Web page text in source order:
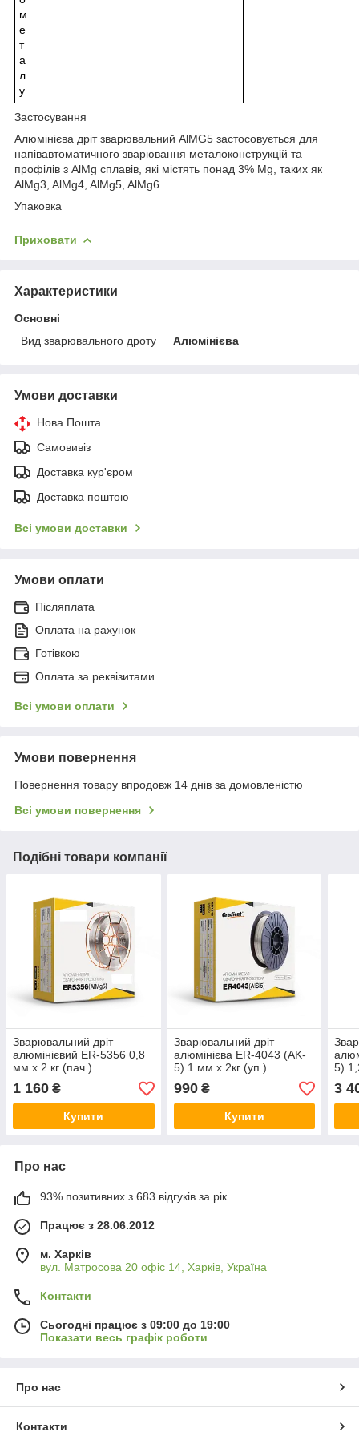
м
е
т
а
л
у
Застосування
Алюмінієва дріт зварювальний AlMG5 застосовується для
напівавтоматичного зварювання металоконструкцій та
профілів з AlMg сплавів, які містять понад 3% Mg, таких як
AlMg3, AlMg4, AlMg5, AlMg6.
Упаковка
Приховати
Характеристики
Основні
Вид зварювального дроту
Алюмінієва
Умови доставки
Нова Пошта
Самовивіз
Доставка кур'єром
Доставка поштою
Всі умови доставки
Умови оплати
Післяплата
Оплата на рахунок
Готівкою
Оплата за реквізитами
Всі умови оплати
Умови повернення
Повернення товару впродовж 14 днів за домовленістю
Всі умови повернення
Подібні товари компанії
Зварювальний дріт
алюмінієвий ER-5356 0,8
мм х 2 кг (пач.)
1 160 ₴
Купити
Зварювальний дріт
алюмінієва ER-4043 (AK-
5) 1 мм х 2кг (уп.)
990₴
Купити
5)
3
Про нас
93% позитивних з 683 відгуків за рік
Працює з 28.06.2012
м. Харків
вул. Матросова 20 офіс 14, Харків, Україна
Контакти
Сьогодні працює з 09:00 до 19:00
Показати весь графік роботи
Про нас
Контакти